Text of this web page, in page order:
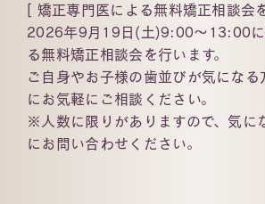
[ 矯正専門医による無料矯正相談会
2026年9月19日(土)9:00〜13:00に
る無料矯正相談会を行います。
ご自身やお子様の歯並びが気になる
にお気軽にご相談ください。
※人数に限りがありますので、気に
にお問い合わせください。